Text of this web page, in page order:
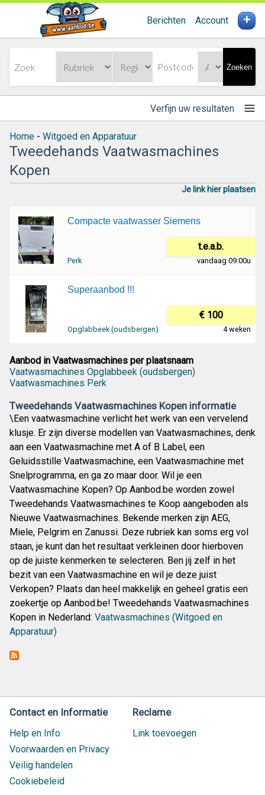
Berichten Account +
Zoeken
Verfijn uw resultaten
Home - Witgoed en Apparatuur
Tweedehands Vaatwasmachines
Kopen
Je link hier plaatsen
Compacte vaatwasser Siemens
t.e.a.b.
Perk vandaag 09:00u
Superaanbod !!!
€ 100
Opglabbeek (oudsbergen) 4 weken
Aanbod in Vaatwasmachines per plaatsnaam
Vaatwasmachines Opglabbeek (oudsbergen)
Vaatwasmachines Perk
Tweedehands Vaatwasmachines Kopen informatie
\Een vaatwasmachine verlicht het werk van een vervelend
klusje. Er zijn diverse modellen van Vaatwasmachines, denk
aan een Vaatwasmachine met A of B Label, een
Geluidsstille Vaatwasmachine, een Vaatwasmachine met
Snelprogramma, en ga zo maar door. Wil je een
Vaatwasmachine Kopen? Op Aanbod.be worden zowel
Tweedehands Vaatwasmachines te Koop aangeboden als
Nieuwe Vaatwasmachines. Bekende merken zijn AEG,
Miele, Pelgrim en Zanussi. Deze rubriek kan soms erg vol
staan, je kunt dan het resultaat verkleinen door hierboven
op de juiste kenmerken te selecteren. Ben jij zelf in het
bezit van een Vaatwasmachine en wil je deze juist
Verkopen? Plaats dan heel makkelijk en geheel gratis een
zoekertje op Aanbod.be! Tweedehands Vaatwasmachines
Kopen in Nederland: Vaatwasmachines (Witgoed en
Apparatuur)
Contact en Informatie
Help en Info
Voorwaarden en Privacy
Veilig handelen
Cookiebeleid
Reclame
Link toevoegen